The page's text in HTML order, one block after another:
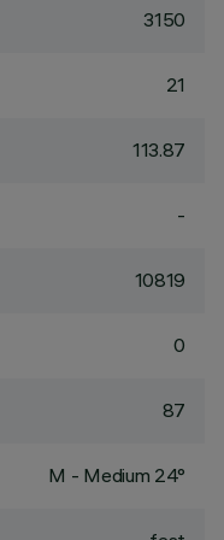
3150
21
113.87
-
10819
0
87
M - Medium 24°